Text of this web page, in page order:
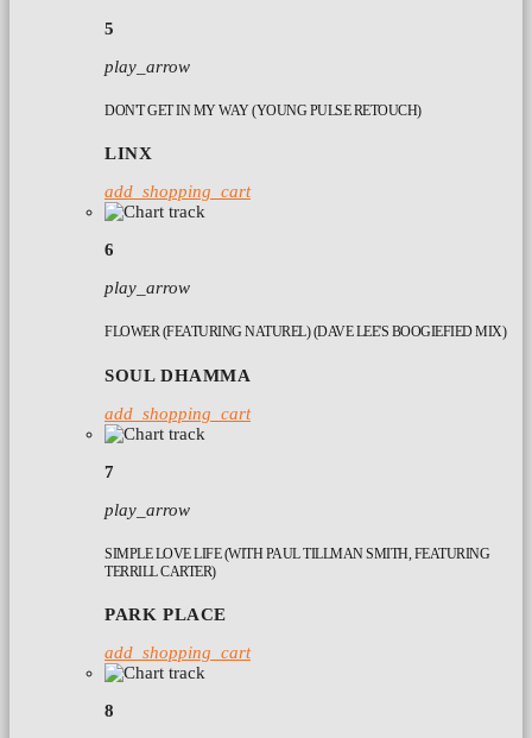
5
play_arrow
DON'T GET IN MY WAY (YOUNG PULSE RETOUCH)
LINX
add_shopping_cart
6
play_arrow
FLOWER (FEATURING NATUREL) (DAVE LEE'S BOOGIEFIED MIX)
SOUL DHAMMA
add_shopping_cart
7
play_arrow
SIMPLE LOVE LIFE (WITH PAUL TILLMAN SMITH, FEATURING
TERRILL CARTER)
PARK PLACE
add_shopping_cart
8